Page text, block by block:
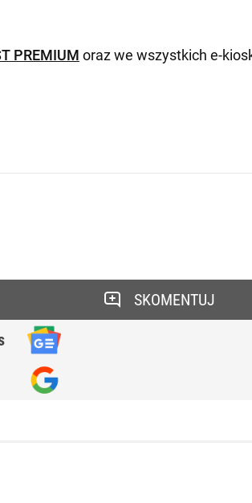
PREMIUM oraz we wszystkich e-
SKOMENTUJ